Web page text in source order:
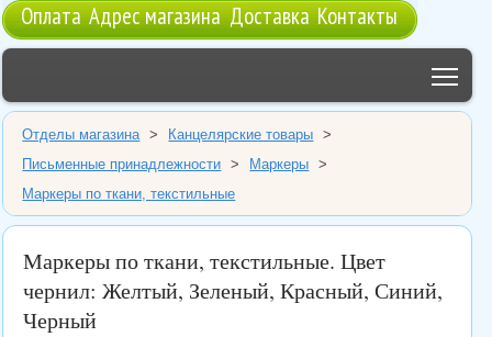
Оплата Адрес магазина Доставка Контакты
Отделы магазина > Канцелярские товары
>
Письменные принадлежности
> Маркеры
>
Маркеры по ткани, текстильные
Маркеры по ткани, текстильные. Цвет
чернил: Желтый, Зеленый, Красный, Синий,
Черный